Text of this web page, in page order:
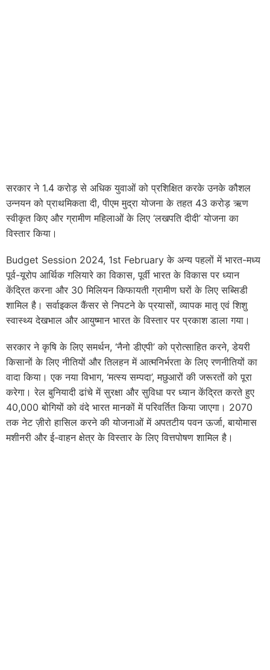
सरकार ने 1.4 करोड़ से अधिक युवाओं को प्रशिक्षित करके उनके कौशल
उन्नयन को प्राथमिकता दी, पीएम मुद्रा योजना के तहत 43 करोड़ ऋण
स्वीकृत किए और ग्रामीण महिलाओं के लिए ‘लखपति दीदी’ योजना का
विस्तार किया।
Budget Session 2024, 1st February के अन्य पहलों में भारत-मध्य
पूर्व-यूरोप आर्थिक गलियारे का विकास, पूर्वी भारत के विकास पर ध्यान
केंद्रित करना और 30 मिलियन किफायती ग्रामीण घरों के लिए सब्सिडी
शामिल है। सर्वाइकल कैंसर से निपटने के प्रयासों, व्यापक मातृ एवं शिशु
स्वास्थ्य देखभाल और आयुष्मान भारत के विस्तार पर प्रकाश डाला गया।
सरकार ने कृषि के लिए समर्थन, ‘नैनो डीएपी’ को प्रोत्साहित करने, डेयरी
किसानों के लिए नीतियों और तिलहन में आत्मनिर्भरता के लिए रणनीतियों का
वादा किया। एक नया विभाग, ‘मत्स्य सम्पदा’, मछुआरों की जरूरतों को पूरा
करेगा। रेल बुनियादी ढांचे में सुरक्षा और सुविधा पर ध्यान केंद्रित करते हुए
40,000 बोगियों को वंदे भारत मानकों में परिवर्तित किया जाएगा। 2070
तक नेट ज़ीरो हासिल करने की योजनाओं में अपतटीय पवन ऊर्जा, बायोमास
मशीनरी और ई-वाहन क्षेत्र के विस्तार के लिए वित्तपोषण शामिल है।